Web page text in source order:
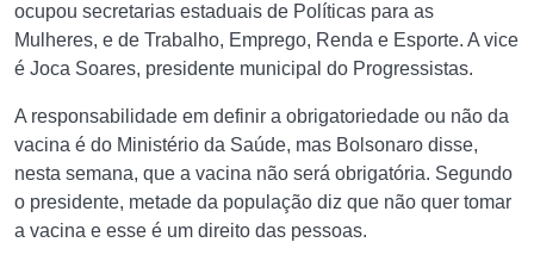
ocupou secretarias estaduais de Políticas para as
Mulheres, e de Trabalho, Emprego, Renda e Esporte. A vice
é Joca Soares, presidente municipal do Progressistas.
A responsabilidade em definir a obrigatoriedade ou não da
vacina é do Ministério da Saúde, mas Bolsonaro disse,
nesta semana, que a vacina não será obrigatória. Segundo
o presidente, metade da população diz que não quer tomar
a vacina e esse é um direito das pessoas.